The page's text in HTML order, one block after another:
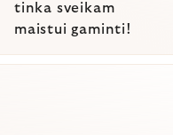
tinka sveikam
maistui gaminti!